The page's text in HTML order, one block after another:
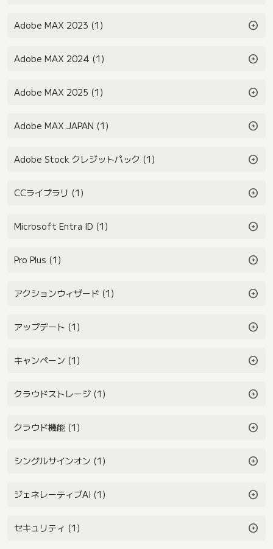
Adobe MAX 2023 (1) arrow_circle_right
Adobe MAX 2024 (1) arrow_circle_right
Adobe MAX 2025 (1) arrow_circle_right
Adobe MAX JAPAN (1) arrow_circle_right
Adobe Stock クレジットパック (1) arrow_circle_right
CCライブラリ (1) arrow_circle_right
Microsoft Entra ID (1) arrow_circle_right
Pro Plus (1) arrow_circle_right
アクションウィザード (1) arrow_circle_right
アップデート (1) arrow_circle_right
キャンペーン (1) arrow_circle_right
クラウドストレージ (1) arrow_circle_right
クラウド機能 (1) arrow_circle_right
シングルサインオン (1) arrow_circle_right
ジェネレーティブAI (1) arrow_circle_right
セキュリティ (1) arrow_circle_right